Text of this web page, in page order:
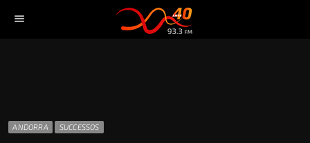
menu
ANDORRA SUCCESSOS